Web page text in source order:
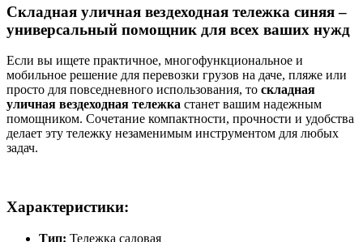
Складная уличная вездеходная тележка синяя –
универсальный помощник для всех ваших нужд
Если вы ищете практичное, многофункциональное и
мобильное решение для перевозки грузов на даче, пляже или
просто для повседневного использования, то складная
уличная вездеходная тележка станет вашим надежным
помощником. Сочетание компактности, прочности и удобства
делает эту тележку незаменимым инструментом для любых
задач.
Характеристики:
Тип: Тележка садовая